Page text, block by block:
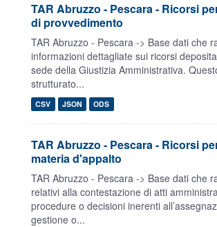
TAR Abruzzo - Pescara - Ricorsi
di provvedimento
TAR Abruzzo - Pescara -> Base dati che
informazioni dettagliate sui ricorsi
sede della Giustizia Amministrativa.
strutturato...
CSV JSON ODS
TAR Abruzzo - Pescara - Ricorsi
materia d'appalto
TAR Abruzzo - Pescara -> Base dati che
relativi alla contestazione di atti
procedure o decisioni inerenti
gestione o...